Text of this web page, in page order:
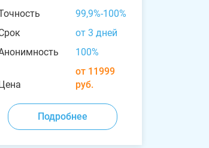
99,9%-100%
от 3 дней
100%
Цена
от 11999
руб.
Подробнее